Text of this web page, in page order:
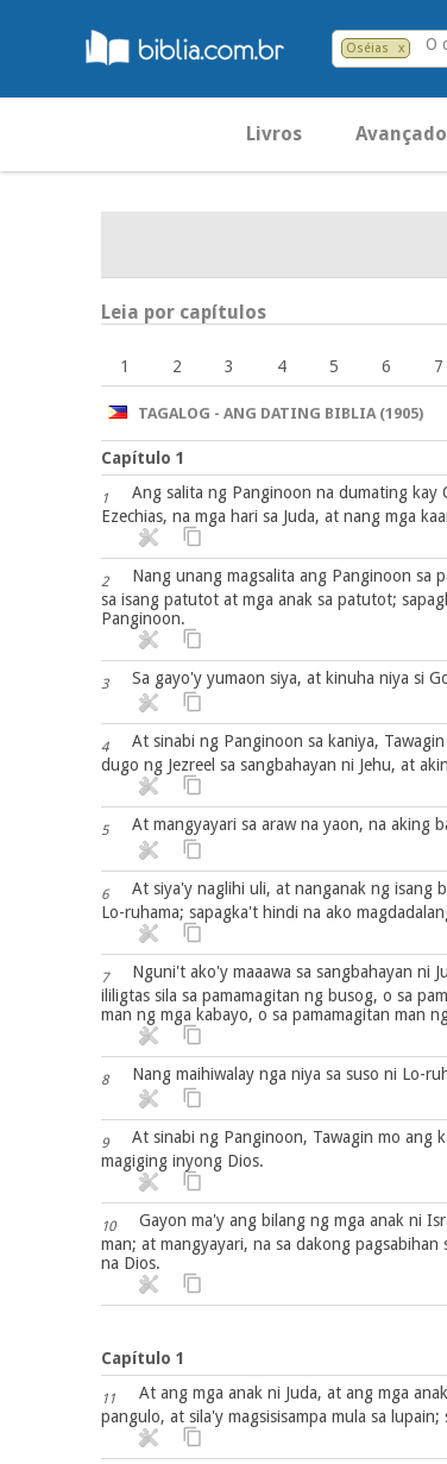
Oséias x O
Livros Avançado
Leia por capítulos
1 2 3 4 5 6 7
TAGALOG - ANG DATING BIBLIA (1905)
Capítulo 1
1
Ang salita ng Panginoon na dumating kay
Ezechias, na mga hari sa Juda, at nang mga
2
Nang unang magsalita ang Panginoon sa
sa isang patutot at mga anak sa patutot;
Panginoon.
3 Sa gayo'y yumaon siya, at kinuha niya si
4
At sinabi ng Panginoon sa kaniya,
dugo ng Jezreel sa sangbahayan ni Jehu, at
5 At mangyayari sa araw na yaon, na aking
6
At siya'y naglihi uli, at nanganak ng isang
Lo-ruhama; sapagka't hindi na ako
7
Nguni't ako'y maaawa sa sangbahayan ni
ililigtas sila sa pamamagitan ng busog, o sa
man ng mga kabayo, o sa pamamagitan man
8 Nang maihiwalay nga niya sa suso ni Lo-
9
At sinabi ng Panginoon, Tawagin mo ang
magiging inyong Dios.
10
Gayon ma'y ang bilang ng mga anak ni
man; at mangyayari, na sa dakong
na Dios.
Capítulo 1
11
At ang mga anak ni Juda, at ang mga
pangulo, at sila'y magsisisampa mula sa